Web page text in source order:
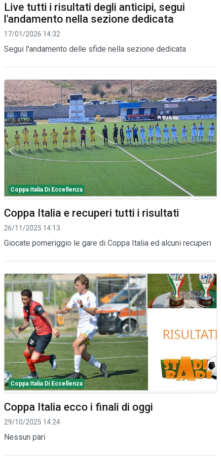
Live tutti i risultati degli anticipi, segui
l'andamento nella sezione dedicata
17/01/2026 14:32
Segui l'andamento delle sfide nella sezione dedicata
Coppa Italia Di Eccellenza
Coppa Italia e recuperi tutti i risultati
26/11/2025 14:13
Giocate pomeriggio le gare di Coppa Italia ed alcuni recuperi
Coppa Italia Di Eccellenza
Coppa Italia ecco i finali di oggi
29/10/2025 14:24
Nessun pari